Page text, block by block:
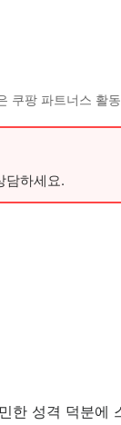
쿠팡 파트너스 활
담하세요.
한 성격 덕분